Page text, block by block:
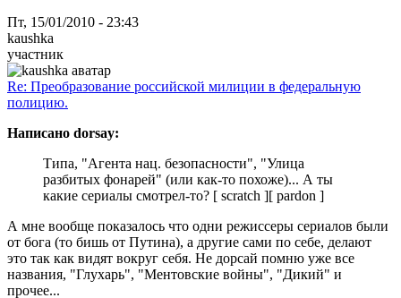
Пт, 15/01/2010 - 23:43
kaushka
участник
Re: Преобразование российской милиции в федеральную
полицию.
Написано dorsay:
Типа, "Агента нац. безопасности", "Улица
разбитых фонарей" (или как-то похоже)... А ты
какие сериалы смотрел-то? [ scratch ][ pardon ]
А мне вообще показалось что одни режиссеры сериалов были
от бога (то бишь от Путина), а другие сами по себе, делают
это так как видят вокруг себя. Не дорсай помню уже все
названия, "Глухарь", "Ментовские войны", "Дикий" и
прочее...